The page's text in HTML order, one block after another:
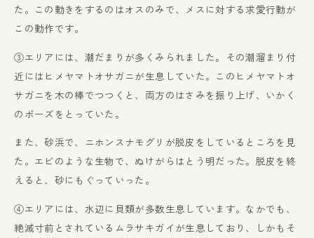
た。この動きをするのはオスのみで、メスに対する求愛行動が
この動作です。
③エリアには、潮だまりが多くみられました。その潮溜まり付
近にはヒメヤマトオサガニが生息していた。このヒメヤマトオ
サガニを木の棒でつつくと、両方のはさみを振り上げ、いかく
のポーズをとっていた。
また、砂浜で、ニホンスナモグリが脱皮をしているところを見
た。エビのような生物で、ぬけがらはとう明だった。脱皮を終
えると、砂にもぐっていった。
④エリアには、水辺に貝類が多数生息しています。なかでも、
絶滅寸前とされているムラサキガイが生息しており、しかもそ